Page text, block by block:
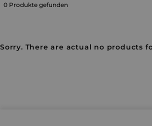
0 Produkte gefunden
Sorry. There are actual no products